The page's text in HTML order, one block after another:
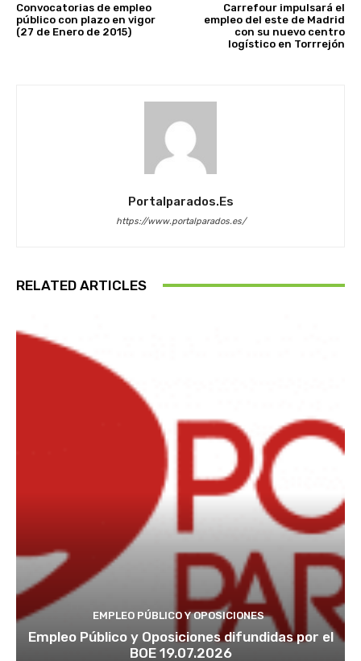
Convocatorias de empleo
público con plazo en vigor
(27 de Enero de 2015)
Carrefour impulsará el
empleo del este de Madrid
con su nuevo centro
logístico en Torrrejón
Portalparados.es
https://www.portalparados.es/
RELATED ARTICLES
EMPLEO PÚBLICO Y OPOSICIONES
Empleo Público y Oposiciones difundidas por el
BOE 19.07.2026